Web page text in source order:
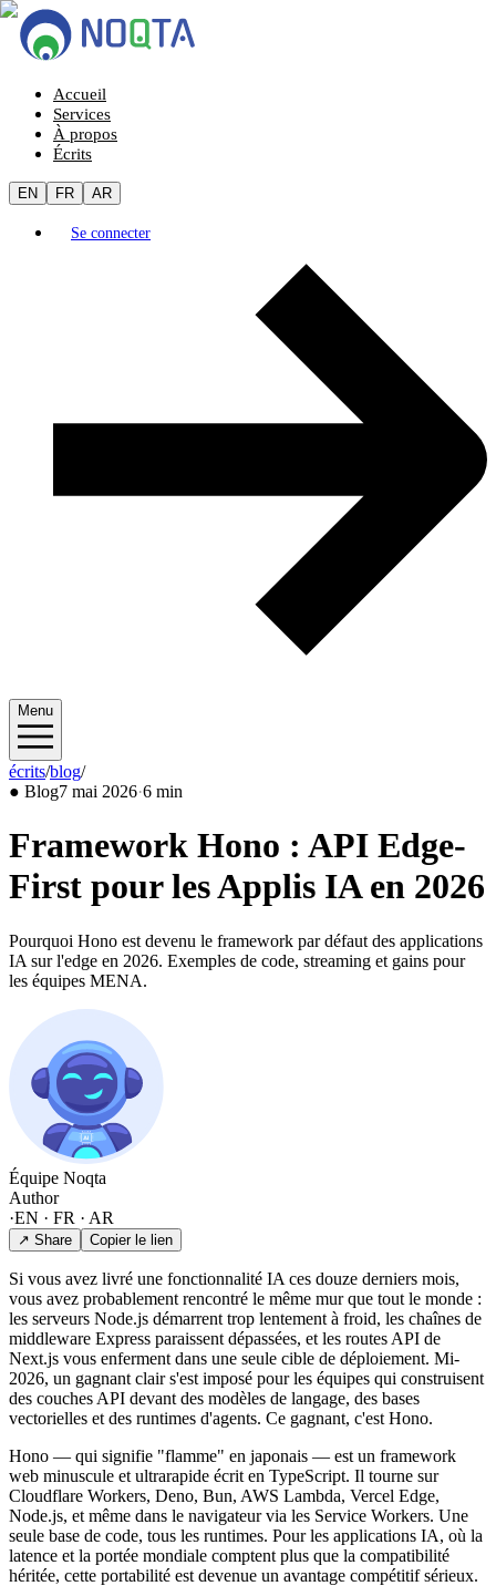
Accueil
Services
À propos
Écrits
EN FR AR
Se connecter
Menu
écrits/blog/2026/05
● Blog7 mai 2026·6 min
Framework Hono : API Edge-
First pour les Applis IA en 2026
Pourquoi Hono est devenu le framework par défaut des applications
IA sur l'edge en 2026. Exemples de code, streaming et gains pour
les équipes MENA.
Équipe Noqta
Author
·EN · FR · AR
↗ Share Copier le lien
Si vous avez livré une fonctionnalité IA ces douze derniers mois,
vous avez probablement rencontré le même mur que tout le monde :
les serveurs Node.js démarrent trop lentement à froid, les chaînes de
middleware Express paraissent dépassées, et les routes API de
Next.js vous enferment dans une seule cible de déploiement. Mi-
2026, un gagnant clair s'est imposé pour les équipes qui construisent
des couches API devant des modèles de langage, des bases
vectorielles et des runtimes d'agents. Ce gagnant, c'est Hono.
Hono — qui signifie "flamme" en japonais — est un framework
web minuscule et ultrarapide écrit en TypeScript. Il tourne sur
Cloudflare Workers, Deno, Bun, AWS Lambda, Vercel Edge,
Node.js, et même dans le navigateur via les Service Workers. Une
seule base de code, tous les runtimes. Pour les applications IA, où la
latence et la portée mondiale comptent plus que la compatibilité
héritée, cette portabilité est devenue un avantage compétitif sérieux.